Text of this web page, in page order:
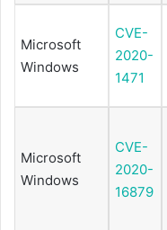
Microsoft
Windows
CVE-
2020-
1471
Microsoft
Windows
CVE-
2020-
16879